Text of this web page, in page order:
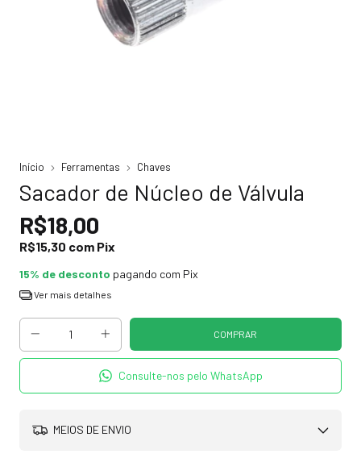
Início Ferramentas Chaves
Sacador de Núcleo de Válvula
R$18,00
R$15,30 com Pix
15% de desconto pagando com Pix
Ver mais detalhes
Consulte-nos pelo WhatsApp
MEIOS DE ENVIO